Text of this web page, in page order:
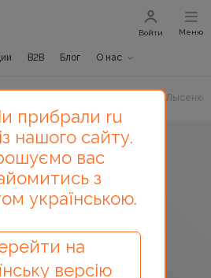
B2B Блог О нас
Войти Меню
разделы на канал YouTube. Ольга
прибрали ru
нашого сайту.
вас
з
українською.
на
версію